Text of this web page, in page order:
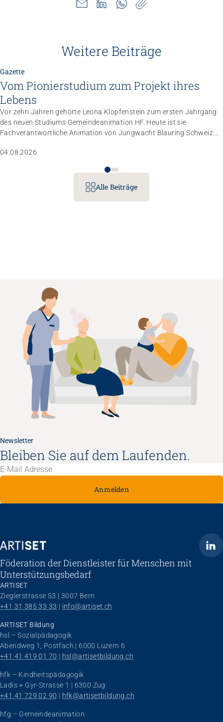
Weitere Beiträge
Gazette
Vom Pionierstudium zum Projekt ihres
Lebens
Vor zehn Jahren gehörte Leona Klopfenstein zum ersten Jahrgang
des neuen Studiums Gemeindeanimation HF. Heute ist sie
Fachverantwortliche Animation von Jungwacht Blauring Schweiz.
gemanagt hat, wartet nun ihr persönliches Grossprojekt.
04.08.2026
Alle Beiträge
Newsletter
Bleiben Sie auf dem Laufenden.
Anmelden
ARTISET
Föderation der Dienstleister für Menschen mit
Unterstützungsbedarf
ARTISET
Zieglerstrasse 53 | 3007 Bern
+41 31 385 33 33 | info@artiset.ch
ARTISET Bildung
hsl – Sozialpädagogik
Abendweg 1, Postfach | 6000 Luzern 6
+41 41 419 01 70 | hsl@artisetbildung.ch
hfk – Kindheitspädagogik
Ladis + Gyr-Strasse 1 | 6300 Zug
+41 41 729 02 90 | hfk@artisetbildung.ch
hfg – Gemeindeanimation